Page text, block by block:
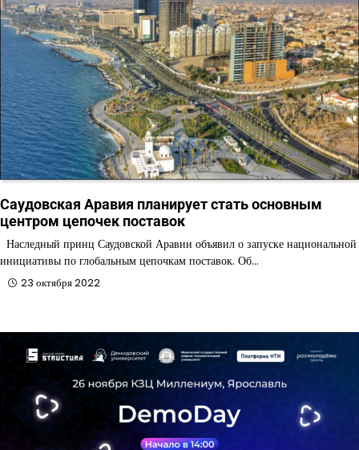
Саудовская Аравия планирует стать основным
центром цепочек поставок
Наследный принц Саудовской Аравии объявил о запуске национальной
инициативы по глобальным цепочкам поставок. Об…
23 октября 2022